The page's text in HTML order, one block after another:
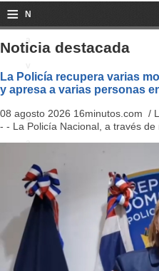
≡ N
a
i
g
a
o
n
Noticia destacada
La Policía recupera varias
y apresa a varias personas
08 agosto 2026 16minutos.com /
- - La Policía Nacional, a través de